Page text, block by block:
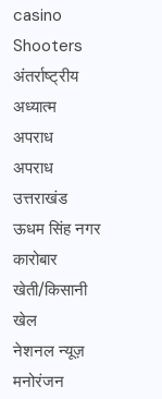
casino
Shooters
अंतर्राष्ट्रीय
अध्यात्म
अपराध
अपराध
उत्तराखंड
ऊधम सिंह नगर
कारोबार
खेती/किसानी
खेल
नेशनल न्यूज़
मनोरंजन